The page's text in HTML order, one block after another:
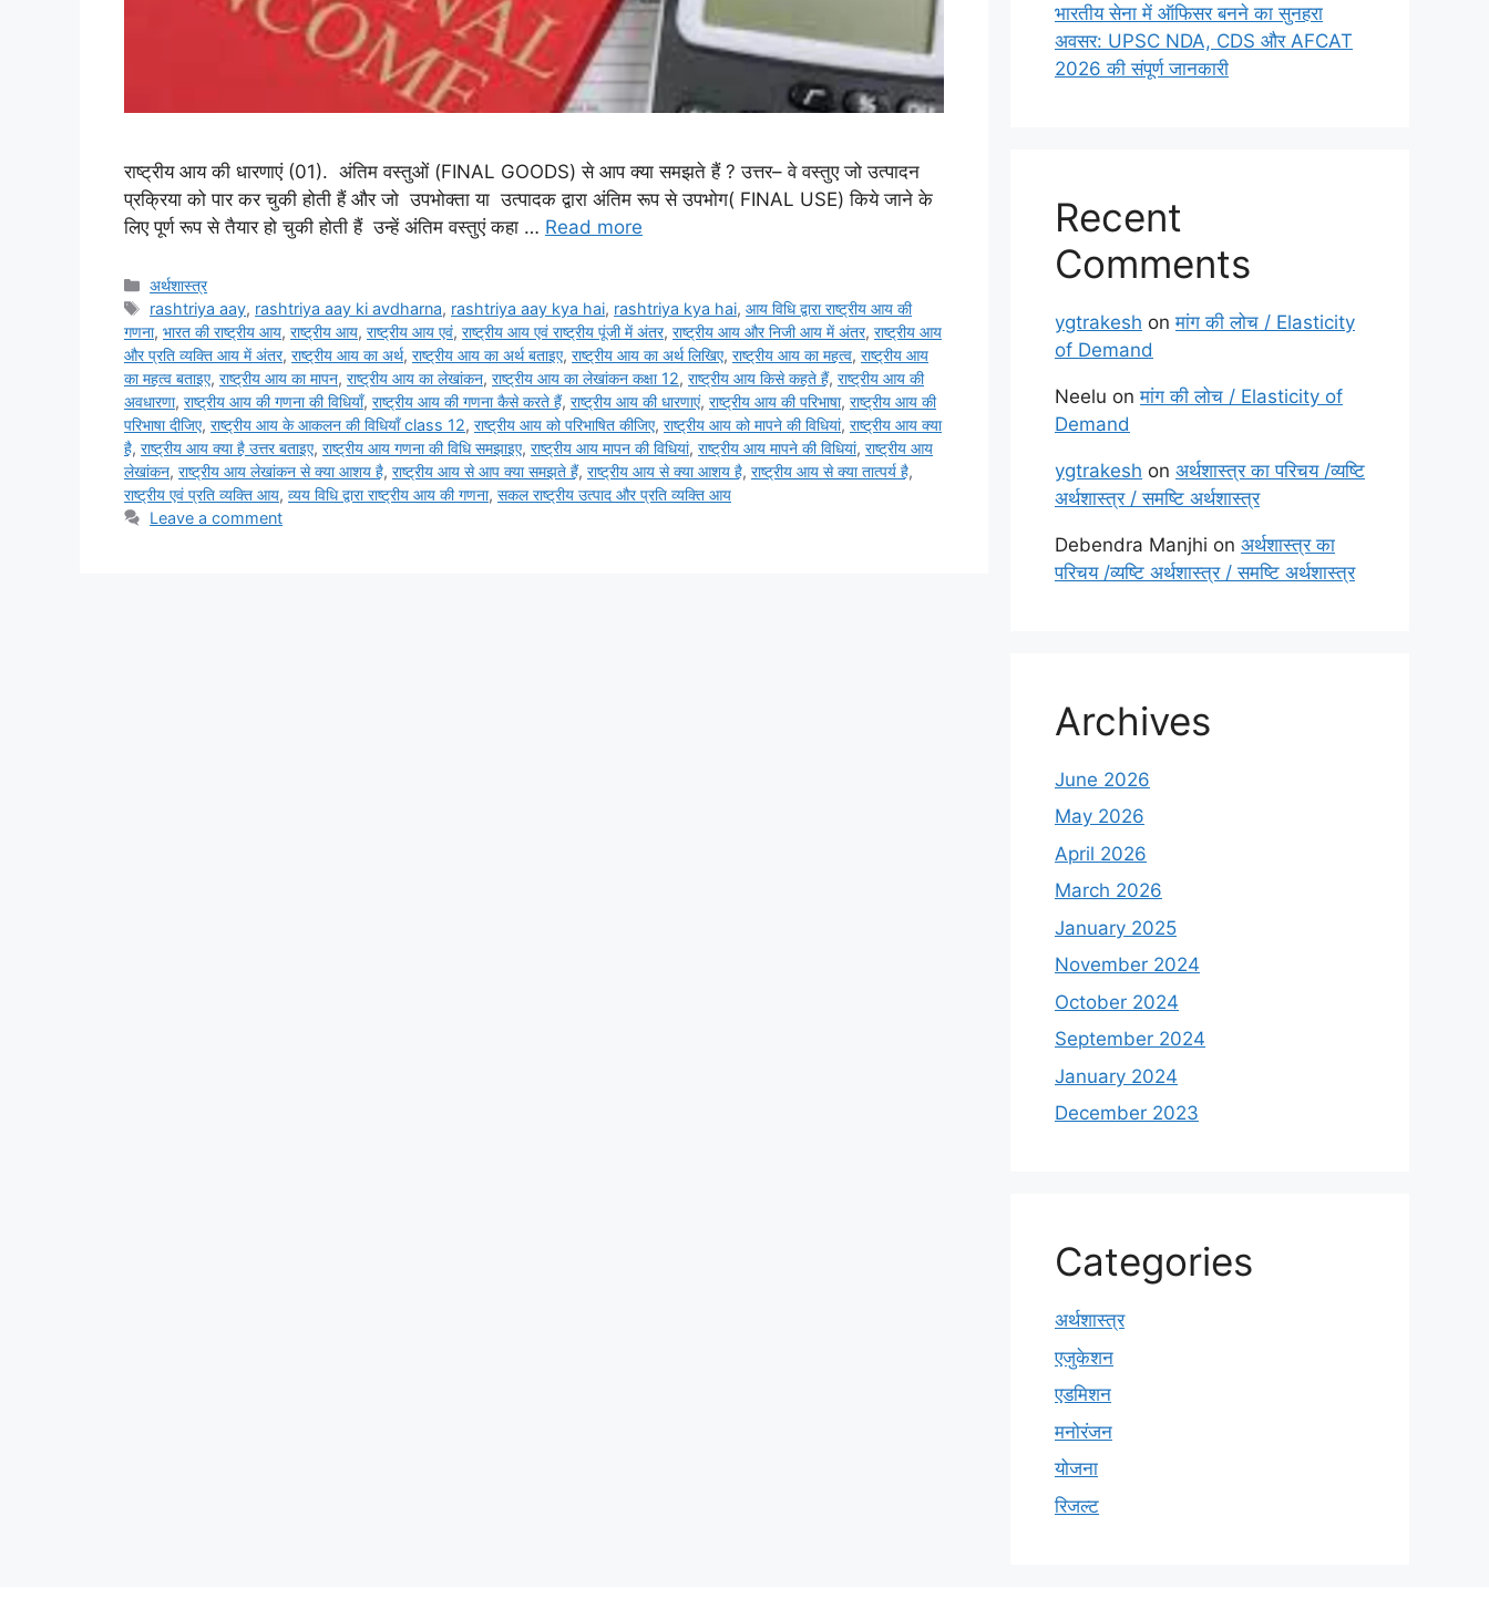
राष्ट्रीय आय की धारणाएं (01). अंतिम वस्तुओं (FINAL GOODS) से आप क्या समझते हैं ? उत्तर– वे वस्तुए जो उत्पादन
प्रक्रिया को पार कर चुकी होती हैं और जो उपभोक्ता या उत्पादक द्वारा अंतिम रूप से उपभोग( FINAL USE) किये जाने के
लिए पूर्ण रूप से तैयार हो चुकी होती हैं उन्हें अंतिम वस्तुएं कहा … Read more
Categories
अर्थशास्त्र
Tags
rashtriya aay, rashtriya aay ki avdharna, rashtriya aay kya hai, rashtriya kya hai,आय विधि द्वारा राष्ट्रीय आय की
गणना, भारत की राष्ट्रीय आय, राष्ट्रीय आय, राष्ट्रीय आय एवं, राष्ट्रीय आय एवं राष्ट्रीय पूंजी में अंतर, राष्ट्रीय आय और निजी आय में अंतर, राष्ट्रीय आय
और प्रति व्यक्ति आय में अंतर, राष्ट्रीय आय का अर्थ, राष्ट्रीय आय का अर्थ बताइए, राष्ट्रीय आय का अर्थ लिखिए, राष्ट्रीय आय का महत्व, राष्ट्रीय आय
का महत्व बताइए, राष्ट्रीय आय का मापन, राष्ट्रीय आय का लेखांकन, राष्ट्रीय आय का लेखांकन कक्षा 12, राष्ट्रीय आय किसे कहते हैं, राष्ट्रीय आय की
अवधारणा, राष्ट्रीय आय की गणना की विधियाँ, राष्ट्रीय आय की गणना कैसे करते हैं, राष्ट्रीय आय की धारणाएं, राष्ट्रीय आय की परिभाषा, राष्ट्रीय आय की
परिभाषा दीजिए, राष्ट्रीय आय के आकलन की विधियाँ class 12, राष्ट्रीय आय को परिभाषित कीजिए, राष्ट्रीय आय को मापने की विधियां, राष्ट्रीय आय क्या
है, राष्ट्रीय आय क्या है उत्तर बताइए, राष्ट्रीय आय गणना की विधि समझाइए, राष्ट्रीय आय मापन की विधियां, राष्ट्रीय आय मापने की विधियां, राष्ट्रीय आय
लेखांकन, राष्ट्रीय आय लेखांकन से क्या आशय है, राष्ट्रीय आय से आप क्या समझते हैं, राष्ट्रीय आय से क्या आशय है, राष्ट्रीय आय से क्या तात्पर्य है,
राष्ट्रीय एवं प्रति व्यक्ति आय, व्यय विधि द्वारा राष्ट्रीय आय की गणना, सकल राष्ट्रीय उत्पाद और प्रति व्यक्ति आय
Leave a comment
भारतीय सेना में ऑफिसर बनने का सुनहरा
अवसर: UPSC NDA, CDS और AFCAT
2026 की संपूर्ण जानकारी
Recent
Comments
ygtrakesh onमांग की लोच / Elasticity
of Demand
Neelu onमांग की लोच / Elasticity of
Demand
ygtrakesh on अर्थशास्त्र का परिचय /व्यष्टि
अर्थशास्त्र / समष्टि अर्थशास्त्र
Debendra Manjhi on अर्थशास्त्र का
परिचय /व्यष्टि अर्थशास्त्र / समष्टि अर्थशास्त्र
Archives
June 2026
May 2026
April 2026
March 2026
January 2025
November 2024
October 2024
September 2024
January 2024
December 2023
Categories
अर्थशास्त्र
एजुकेशन
एडमिशन
मनोरंजन
योजना
रिजल्ट